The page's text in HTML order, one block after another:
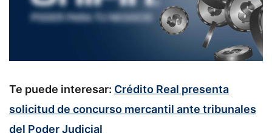
Te puede interesar: Crédito Real presenta
solicitud de concurso mercantil ante tribunales
del Poder Judicial